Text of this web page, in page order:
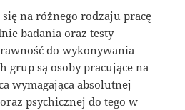
na różnego rodzaju pracę
badania oraz testy
do wykonywania
grup są osoby pracujące na
wymagająca absolutnej
psychicznej do tego w